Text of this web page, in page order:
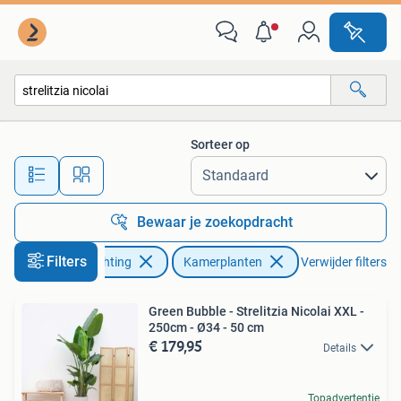
Alle afstanden…
Sorteer op
Bewaar je zoekopdracht
Filters
Huis en Inrichting Kamerplanten Verwijder filters
Green Bubble - Strelitzia Nicolai XXL -
250cm - Ø34 - 50 cm
€ 179,95 Details
Topadvertentie